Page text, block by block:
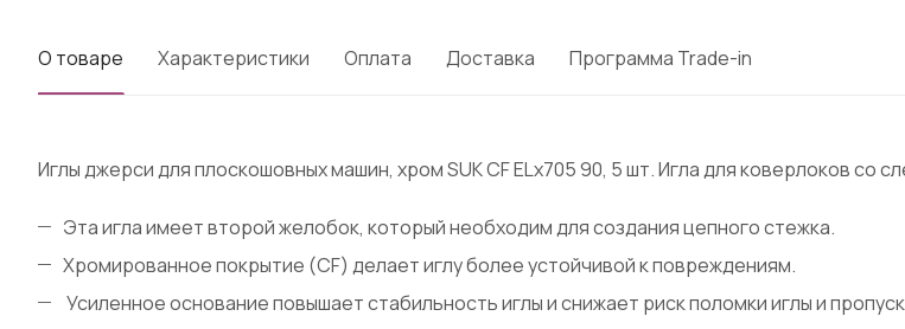
О товаре Характеристики Оплата Доставка Программа Trade-in
Иглы джерси для плоскошовных машин, хром SUK CF ELx705 90, 5 шт. Игла для коверлоков со
Эта игла имеет второй желобок, который необходим для создания цепного стежка.
Хромированное покрытие (CF) делает иглу более устойчивой к повреждениям.
Усиленное основание повышает стабильность иглы и снижает риск поломки иглы и